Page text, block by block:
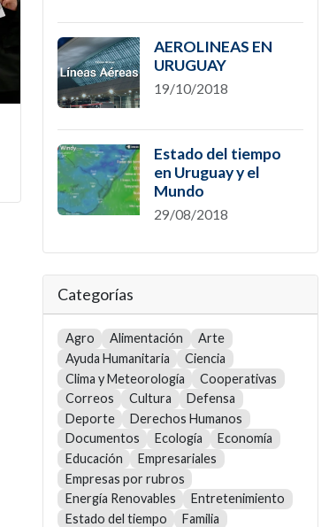
AEROLINEAS EN
URUGUAY
19/10/2018
Estado del tiempo
en Uruguay y el
Mundo
29/08/2018
Categorías
Agro Alimentación
Arte
Ayuda Humanitaria
Ciencia
Clima y Meteorología
Cooperativas
Correos
Cultura
Defensa
Deporte
Derechos Humanos
Documentos
Ecología
Economía
Educación
Empresariales
Empresas por rubros
Energía Renovables
Entretenimiento
Estado del tiempo
Familia